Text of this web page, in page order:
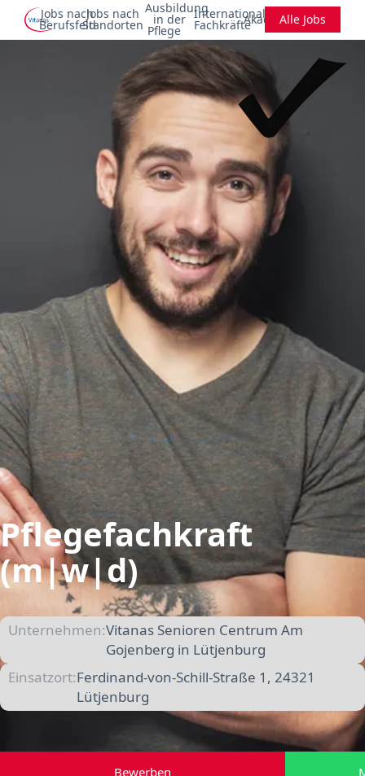
Jobs nach
Berufsfeld
Jobs nach
Standorten
Ausbildung
in der
Pflege
Internationale
FachkräfteAkademieAlle Jobs
Pflegefachkraft
(m|w|d)
Unternehmen:Vitanas Senioren Centrum Am
Gojenberg in Lütjenburg
Einsatzort:Ferdinand-von-Schill-Straße 1, 24321
Lütjenburg
Bewerben